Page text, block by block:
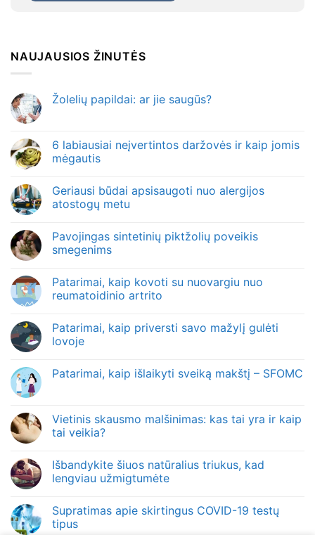
NAUJAUSIOS ŽINUTĖS
Žolelių papildai: ar jie saugūs?
6 labiausiai neįvertintos daržovės ir kaip jomis
mėgautis
Geriausi būdai apsisaugoti nuo alergijos
atostogų metu
Pavojingas sintetinių piktžolių poveikis
smegenims
Patarimai, kaip kovoti su nuovargiu nuo
reumatoidinio artrito
Patarimai, kaip priversti savo mažylį gulėti
lovoje
Patarimai, kaip išlaikyti sveiką makštį – SFOMC
Vietinis skausmo malšinimas: kas tai yra ir kaip
tai veikia?
Išbandykite šiuos natūralius triukus, kad
lengviau užmigtumėte
Supratimas apie skirtingus COVID-19 testų
tipus